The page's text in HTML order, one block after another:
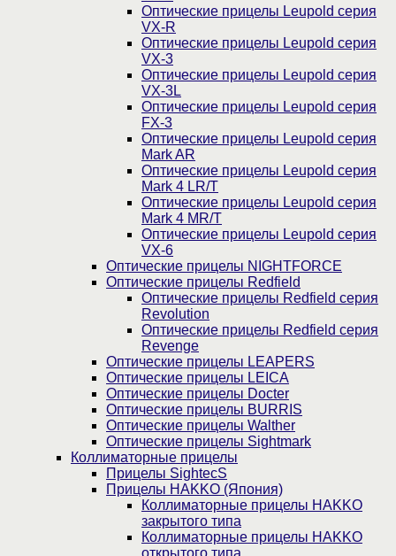
Оптические прицелы Leupold серия
VX-R
Оптические прицелы Leupold серия
VX-3
Оптические прицелы Leupold серия
VX-3L
Оптические прицелы Leupold серия
FX-3
Оптические прицелы Leupold серия
Mark AR
Оптические прицелы Leupold серия
Mark 4 LR/T
Оптические прицелы Leupold серия
Mark 4 MR/T
Оптические прицелы Leupold серия
VX-6
Оптические прицелы NIGHTFORCE
Оптические прицелы Redfield
Оптические прицелы Redfield серия
Revolution
Оптические прицелы Redfield серия
Revenge
Оптические прицелы LEAPERS
Оптические прицелы LEICA
Оптические прицелы Docter
Оптические прицелы BURRIS
Оптические прицелы Walther
Оптические прицелы Sightmark
Коллиматорные прицелы
Прицелы SightecS
Прицелы HAKKO (Япония)
Коллиматорные прицелы HAKKO
закрытого типа
Коллиматорные прицелы HAKKO